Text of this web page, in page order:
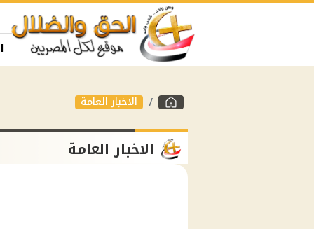
الاخبار العامة
الاخبار العامة